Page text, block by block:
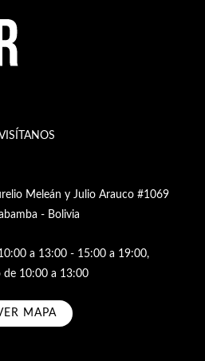
VISÍTANOS
Meleán y Julio Arauco #1069
- Bolivia
a 13:00 - 15:00 a 19:00,
de 10:00 a 13:00
MAPA